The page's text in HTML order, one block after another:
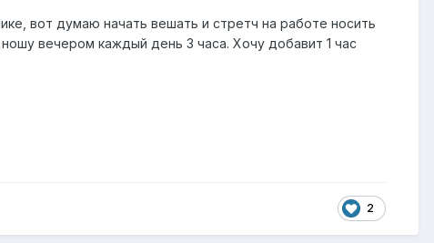
вот думаю начать вешать и стретч на работе носить
вечером каждый день 3 часа. Хочу добавит 1 час
2